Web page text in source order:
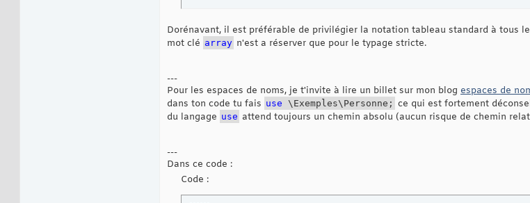
Dorénavant, il est préférable de privilégier la notation tableau standard à tous
mot clé array n'est a réserver que pour le typage stricte.
---
Pour les espaces de noms, je t'invite à lire un billet sur mon blog espaces de
dans ton code tu fais use \Exemples\Personne; ce qui est fortement
du langage use attend toujours un chemin absolu (aucun risque de chemin
---
Dans ce code :
Code :